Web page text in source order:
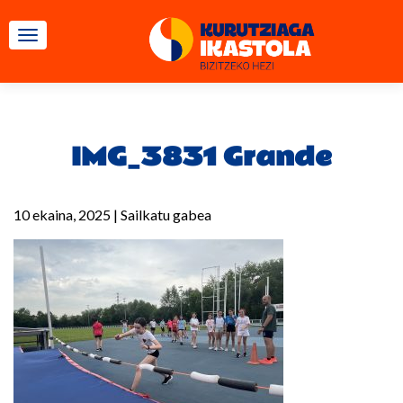
TOGGLE NAVIGATION
IMG_3831 Grande
10 ekaina, 2025 | Sailkatu gabea